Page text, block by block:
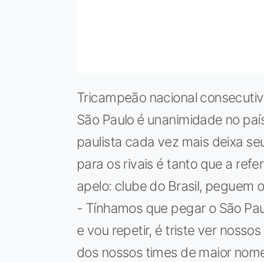
Tricampeão nacional
São Paulo é unanimidade no
paulista cada vez mais deixa
para os rivais é tanto que a
apelo: clube do Brasil, peguem
- Tínhamos que pegar o São
e vou repetir, é triste ver
dos nossos times de maior